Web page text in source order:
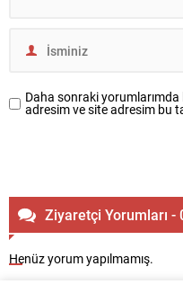
Daha sonraki yorumlarımda
adresim ve site adresim bu
Ziyaretçi Yorumları -
Henüz yorum yapılmamış.